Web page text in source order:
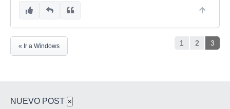
1 2 3
« Ir a Windows
NUEVO POST ×